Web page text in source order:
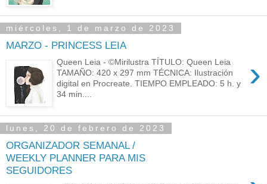
miércoles, 1 de marzo de 2023
MARZO - PRINCESS LEIA
›
Queen Leia - ©Mirilustra TÍTULO: Queen Leia
TAMAÑO: 420 x 297 mm TÉCNICA: Ilustración
digital en Procreate. TIEMPO EMPLEADO: 5 h. y
34 min....
lunes, 20 de febrero de 2023
ORGANIZADOR SEMANAL /
WEEKLY PLANNER PARA MIS
SEGUIDORES